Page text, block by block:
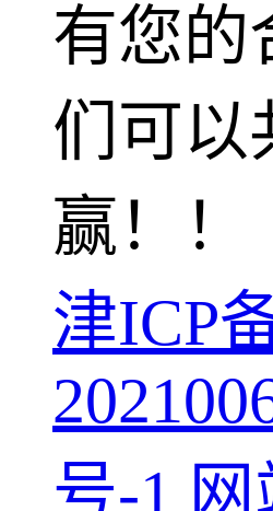
有您的
们可以
赢！！
津ICP
号-1